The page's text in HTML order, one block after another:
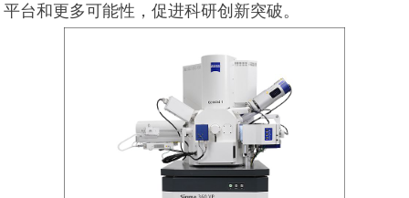
平台和更多可能性，促进科研创新突破。